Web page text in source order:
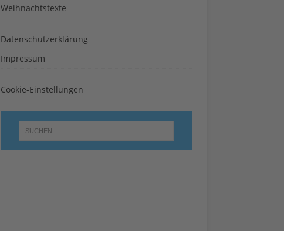
Weihnachtstexte
Datenschutzerklärung
Impressum
Cookie-Einstellungen